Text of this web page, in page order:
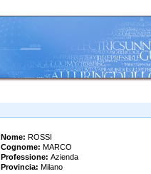
Nome ROSSI
Cognome MARCO
Professione Azienda
Provincia Milano